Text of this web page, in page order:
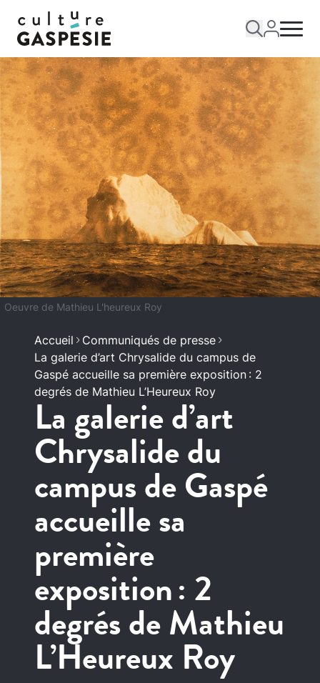
Oeuvre de Mathieu L'heureux Roy
Accueil
Communiqués de presse
La galerie d’art Chrysalide du campus de
Gaspé accueille sa première exposition : 2
degrés de Mathieu L’Heureux Roy
La galerie d’art
Chrysalide du
campus de Gaspé
accueille sa
première
exposition : 2
degrés de Mathieu
L’Heureux Roy